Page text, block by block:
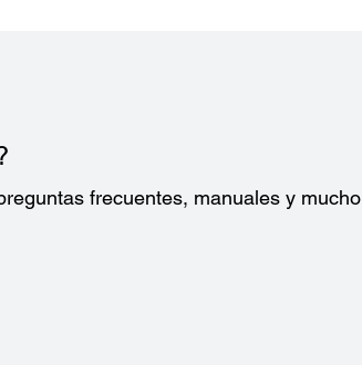
frecuentes, manuales y mucho